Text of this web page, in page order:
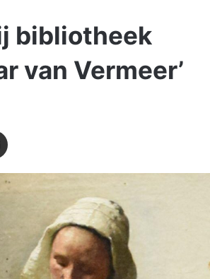
bibliotheek
van Vermeer’